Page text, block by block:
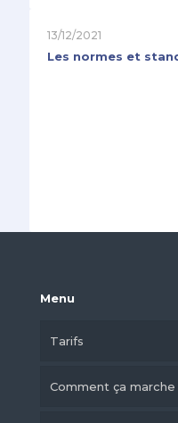
13/12/2021
Les normes et
Menu
Tarifs
Comment ça marche